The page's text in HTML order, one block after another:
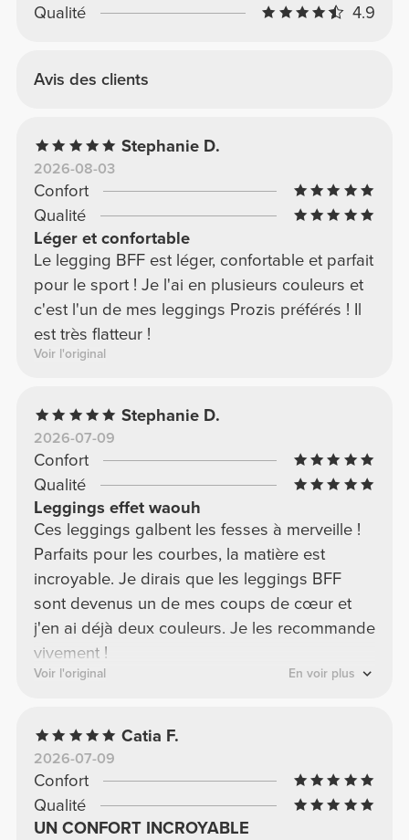
Qualité
4.9
Avis des clients
Stephanie D.
2026-08-03
Confort
Qualité
Léger et confortable
Le legging BFF est léger, confortable et parfait
pour le sport ! Je l'ai en plusieurs couleurs et
c'est l'un de mes leggings Prozis préférés ! Il
est très flatteur !
Voir l'original
Stephanie D.
2026-07-09
Confort
Qualité
Leggings effet waouh
Ces leggings galbent les fesses à merveille !
Parfaits pour les courbes, la matière est
incroyable. Je dirais que les leggings BFF
sont devenus un de mes coups de cœur et
j'en ai déjà deux couleurs. Je les recommande
vivement !
Voir l'original En voir plus
Catia F.
2026-07-09
Confort
Qualité
UN CONFORT INCROYABLE